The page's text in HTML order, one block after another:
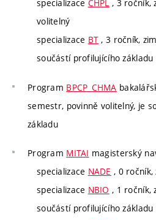
specializace CHPL , 3 ročník,
volitelný
specializace BT , 3 ročník,
součástí profilujícího základu
Program BPCP_CHMA
semestr, povinně volitelný, je
základu
Program MITAI magisterský
specializace NADE , 0
specializace NBIO , 1 ročník,
součástí profilujícího základu